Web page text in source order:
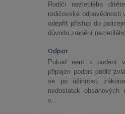
Rodiči nezletilého
rodičovské odpovědnosti
odepřít přístup do
důvodu zranění
Odpor
Pokud není k podání
připojen podpis podle
se po účinnosti
nedostatek obsahových
v...